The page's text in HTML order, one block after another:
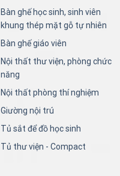
Bàn ghế học sinh, sinh viên
khung thép mặt gỗ tự nhiên
Bàn ghế giáo viên
Nội thất thư viện, phòng chức
năng
Nội thất phòng thí nghiệm
Giường nội trú
Tủ sắt để đồ học sinh
Tủ thư viện - Compact